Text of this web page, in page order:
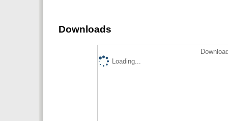
Downloads
Loading...